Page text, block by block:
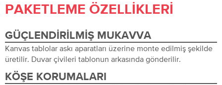
PAKETLEME ÖZELLIKLERI
GÜÇLENDIRILMIŞ MUKAVVA
Kanvas tablolar askı aparatları üzerine monte edilmiş şekilde
üretilir. Duvar çivileri tablonun arkasında gönderilir.
KÖŞE KORUMALARI